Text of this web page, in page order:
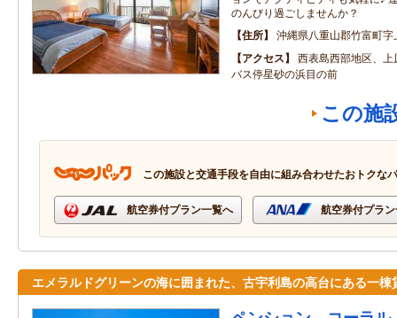
のんびり過ごしませんか？
住所
沖縄県八重山郡竹富町
アクセス
西表島西部地区、
バス停星砂の浜目の前
この施
この施設と交通手段を自由に組み合わせたおトクな
航空券付プラン一覧へ 航空券付プラ
エメラルドグリーンの海に囲まれた、古宇利島の高台にある一